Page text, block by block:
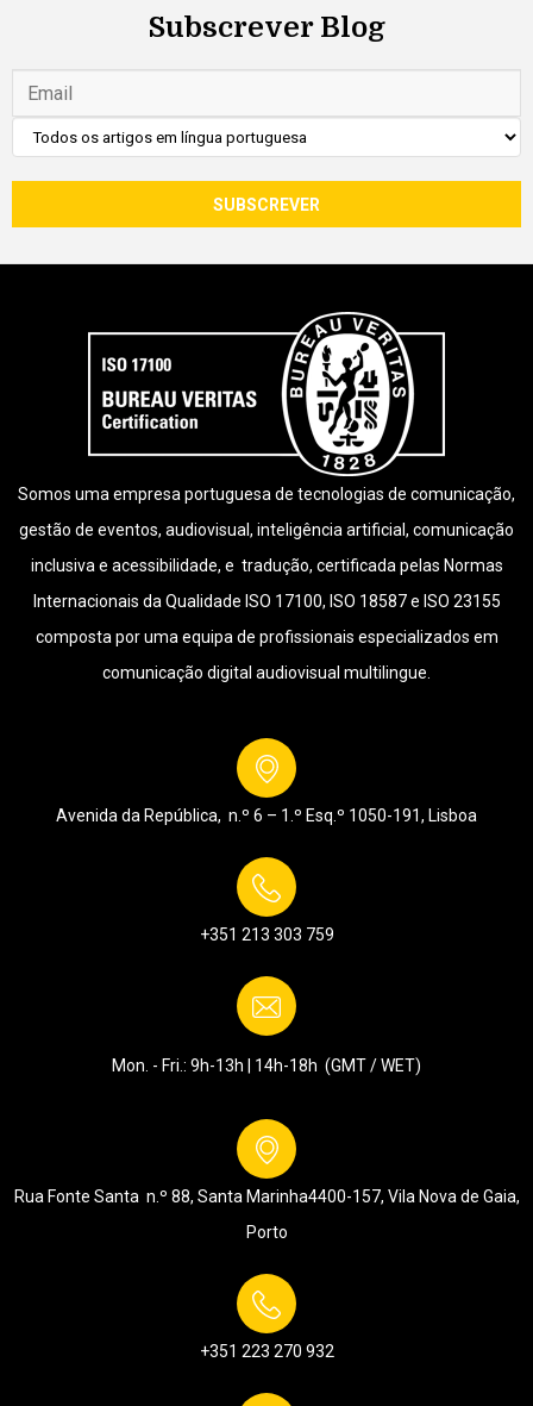
Subscrever Blog
Somos uma empresa portuguesa de tecnologias de comunicação,
gestão de eventos, audiovisual, inteligência artificial, comunicação
inclusiva e acessibilidade, e tradução, certificada pelas Normas
Internacionais da Qualidade ISO 17100, ISO 18587 e ISO 23155
composta por uma equipa de profissionais especializados em
comunicação digital audiovisual multilingue.
Avenida da República, n.º 6 – 1.º Esq.º 1050-191, Lisboa
+351 213 303 759
Mon. - Fri.: 9h-13h | 14h-18h (GMT / WET)
Rua Fonte Santa n.º 88, Santa Marinha4400-157, Vila Nova de Gaia,
Porto
+351 223 270 932